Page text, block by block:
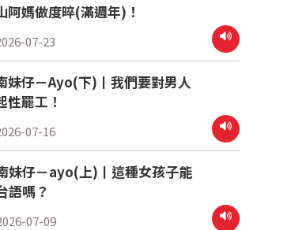
阿媽做度晬(滿週年)！
07-23
妹仔－Ayo(下)丨我們要對男人
性罷工！
07-16
妹仔－ayo(上)丨這種女孩子能
語嗎？
07-09